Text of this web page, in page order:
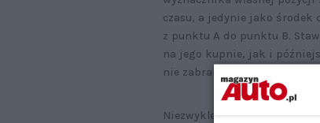
czasu, a jedynie jako środek
z punktu A do punktu B.
na jego kupnie, jak i
nie zabraknie.
Niezwykle ważna jest